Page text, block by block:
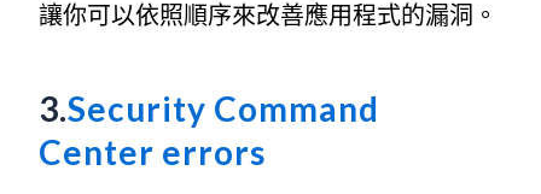
讓你可以依照順序來改善應用程式的漏洞。
3.Security Command
Center errors